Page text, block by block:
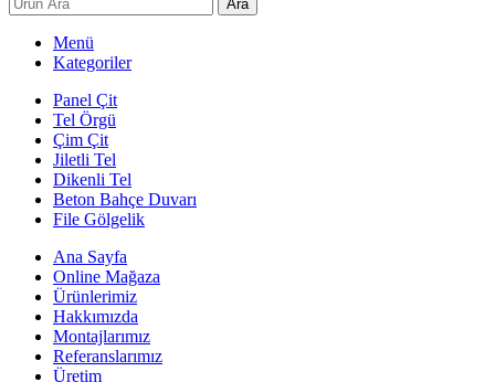
Ara
Menü
Kategoriler
Panel Çit
Tel Örgü
Çim Çit
Jiletli Tel
Dikenli Tel
Beton Bahçe Duvarı
File Gölgelik
Ana Sayfa
Online Mağaza
Ürünlerimiz
Hakkımızda
Montajlarımız
Referanslarımız
Üretim